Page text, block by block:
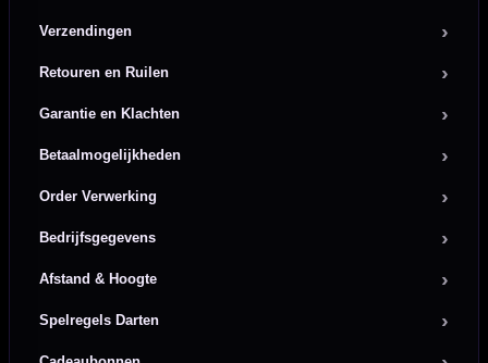
Verzendingen
Retouren en Ruilen
Garantie en Klachten
Betaalmogelijkheden
Order Verwerking
Bedrijfsgegevens
Afstand & Hoogte
Spelregels Darten